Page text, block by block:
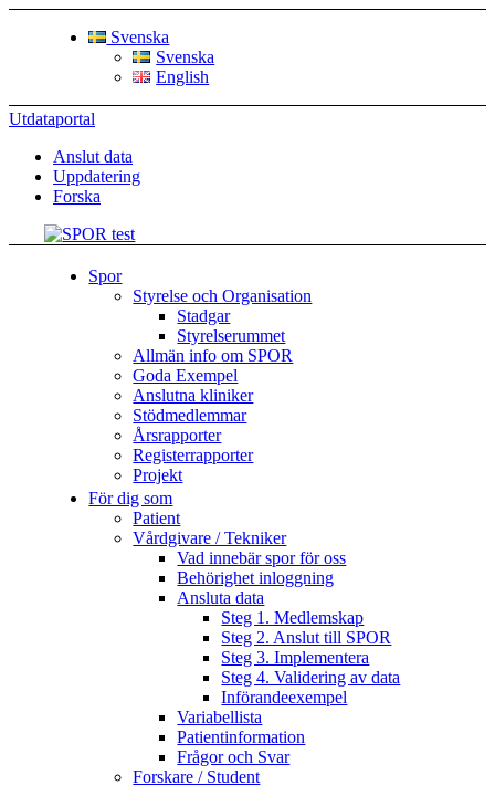
Svenska
Svenska
English
Utdataportal
Anslut data
Uppdatering
Forska
Spor
Styrelse och Organisation
Stadgar
Styrelserummet
Allmän info om SPOR
Goda Exempel
Anslutna kliniker
Stödmedlemmar
Årsrapporter
Registerrapporter
Projekt
För dig som
Patient
Vårdgivare / Tekniker
Vad innebär spor för oss
Behörighet inloggning
Ansluta data
Steg 1. Medlemskap
Steg 2. Anslut till SPOR
Steg 3. Implementera
Steg 4. Validering av data
Införandeexempel
Variabellista
Patientinformation
Frågor och Svar
Forskare / Student